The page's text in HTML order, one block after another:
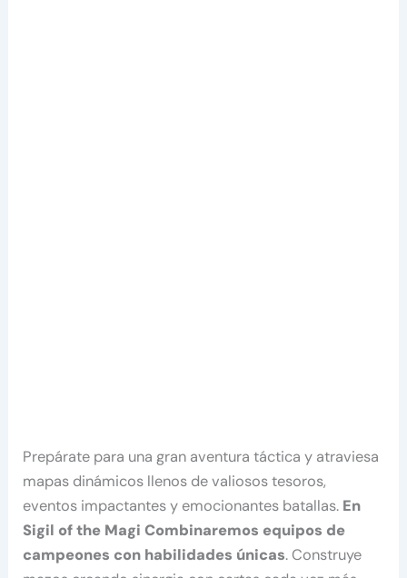
Prepárate para una gran aventura táctica y atraviesa
mapas dinámicos llenos de valiosos tesoros,
eventos impactantes y emocionantes batallas. En
Sigil of the Magi Combinaremos equipos de
campeones con habilidades únicas. Construye